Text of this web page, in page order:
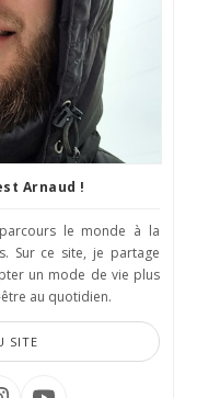
Arnaud !
le monde à la
Sur ce site, je partage
un mode de vie plus
au quotidien.
SITE